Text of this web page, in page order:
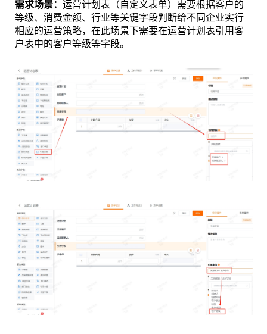
需求场景： 运营计划表（自定义表单）需要根据客户的
等级、消费金额、行业等关键字段判断给不同企业实行
相应的运营策略，在此场景下需要在运营计划表引用客
户表中的客户等级等字段。